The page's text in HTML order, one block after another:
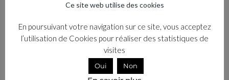
Ce site web utilise des cookies
En poursuivant votre navigation sur ce site, vous acceptez
l’utilisation de Cookies pour réaliser des statistiques de
visites
Oui Non